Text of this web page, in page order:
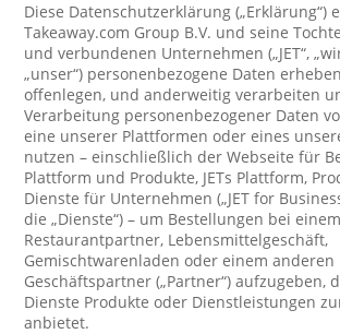
Diese Datenschutzerklärung („Erklärung“)
Takeaway.com Group B.V. und seine
und verbundenen Unternehmen („JET“,
„unser“) personenbezogene Daten
offenlegen, und anderweitig verarbeiten
Verarbeitung personenbezogener Daten
eine unserer Plattformen oder eines
nutzen – einschließlich der Webseite für
Plattform und Produkte, JETs Plattform,
Dienste für Unternehmen („JET for
die „Dienste“) – um Bestellungen bei einem
Restaurantpartner, Lebensmittelgeschäft,
Gemischtwarenladen oder einem anderen
Geschäftspartner („Partner“) aufzugeben,
Dienste Produkte oder Dienstleistungen
anbietet.